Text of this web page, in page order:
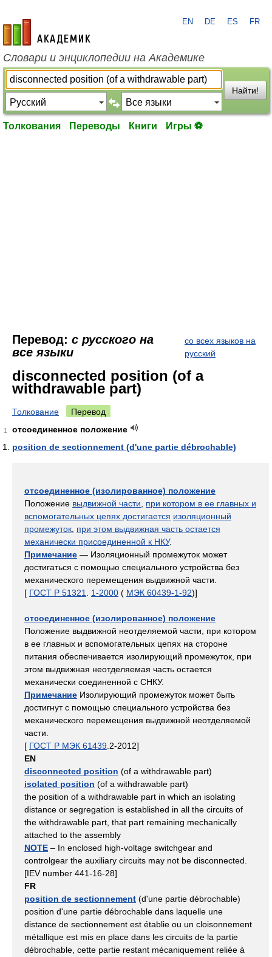
academic.ru
EN DE ES FR
Словари и энциклопедии на Академике
Найти!
Толкования Переводы Книги Игры ⚽
Перевод: с русского на
все языки
со всех языков на
русский
disconnected position (of a
withdrawable part)
Толкование Перевод
1
отсоединенное положение
position de sectionnement (d'une partie débrochable)
отсоединенное (изолированное) положение
Положение выдвижной части
при котором в ее главных и
вспомогательных цепях достигается изоляционный
промежуток при этом выдвижная часть остается
механически присоединенной к НКУ.
Примечание — Изоляционный промежуток может
достигаться с помощью специального устройства без
механического перемещения выдвижной части.
[ ГОСТ Р 51321 1-2000 ( МЭК 60439-1-92)]
отсоединенное (изолированное) положение
Положение выдвижной неотделяемой части, при котором
в ее главных и вспомогательных цепях на стороне
питания обеспечивается изолирующий промежуток, при
этом выдвижная неотделяемая часть остается
механически соединенной с СНКУ.
Примечание Изолирующий промежуток может быть
достигнут с помощью специального устройства без
механического перемещения выдвижной неотделяемой
части.
[ ГОСТ Р МЭК 61439 .2-2012]
EN
disconnected position (of a withdrawable part)
isolated position (of a withdrawable part)
the position of a withdrawable part in which an isolating
distance or segregation is established in all the circuits of
the withdrawable part, that part remaining mechanically
attached to the assembly
NOTE – In enclosed high-voltage switchgear and
controlgear the auxiliary circuits may not be disconnected.
[IEV number 441-16-28]
FR
position de sectionnement (d'une partie débrochable)
position d'une partie débrochable dans laquelle une
distance de sectionnement est établie ou un cloisonnement
métallique est mis en place dans les circuits de la partie
débrochable, cette partie restant mécaniquement reliée à